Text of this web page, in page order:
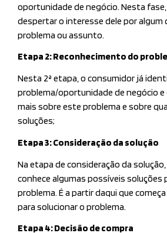
oportunidade de negócio. Nesta
despertar o interesse dele por algum
problema ou assunto.
Etapa 2: Reconhecimento do
Nesta 2ª etapa, o consumidor já
problema/oportunidade de negócio e
mais sobre este problema e sobre
soluções;
Etapa 3: Consideração da solução
Na etapa de consideração da
conhece algumas possíveis soluções
problema. É a partir daqui que
para solucionar o problema.
Etapa 4: Decisão de compra